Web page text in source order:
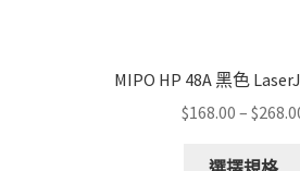
MIPO HP 48A 黑色
$168.00 – $